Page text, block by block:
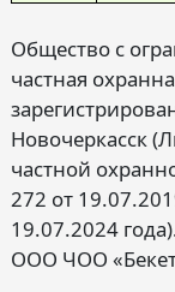
Общество с
частная
Новочеркасск
частной
272 от
19.07.2024
ООО ЧОО